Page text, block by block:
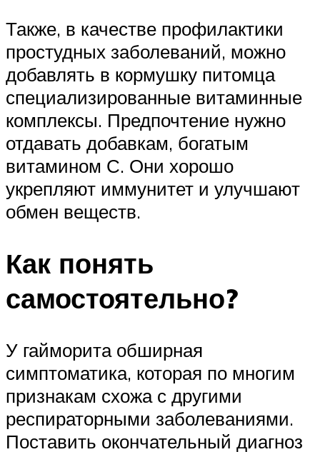
Также, в качестве профилактики
простудных заболеваний, можно
добавлять в кормушку питомца
специализированные витаминные
комплексы. Предпочтение нужно
отдавать добавкам, богатым
витамином С. Они хорошо
укрепляют иммунитет и улучшают
обмен веществ.
Как понять
самостоятельно?
У гайморита обширная
симптоматика, которая по многим
признакам схожа с другими
респираторными заболеваниями.
Поставить окончательный диагноз